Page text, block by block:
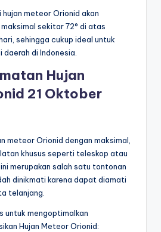
meteor Orionid akan
sekitar 72° di atas
sehingga cukup ideal untuk
di Indonesia.
Hujan
21 Oktober
meteor Orionid dengan maksimal,
khusus seperti teleskop atau
merupakan salah satu tontonan
dinikmati karena dapat diamati
telanjang.
untuk mengoptimalkan
Hujan Meteor Orionid: